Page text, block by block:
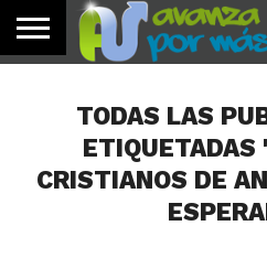
DE HOY
NOSOTROS
TODAS LAS
CRISTIANOS DE